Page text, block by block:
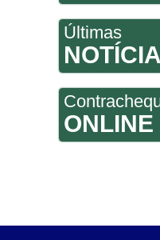
Últimas
ONLINE